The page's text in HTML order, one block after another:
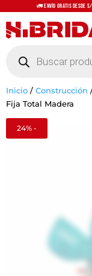
🚛 Envío Gratis desde
productos
Inicio / Construcción
Fija Total Madera
24% -